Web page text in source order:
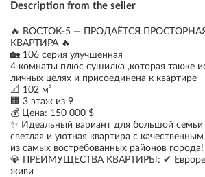
Description from the seller
🔥 ВОСТОК-5 — ПРОДАЁТСЯ
КВАРТИРА 🔥
🏡 106 серия улучшенная
4 комнаты плюс сушилка ,которая также
личных целях и присоединена к квартире
📐 102 м²
🏢 3 этаж из 9
💰 Цена: 150 000 $
✨ Идеальный вариант для большой
светлая и уютная квартира с
из самых востребованных районов города!
💎 ПРЕИМУЩЕСТВА КВАРТИРЫ: ✔
живи